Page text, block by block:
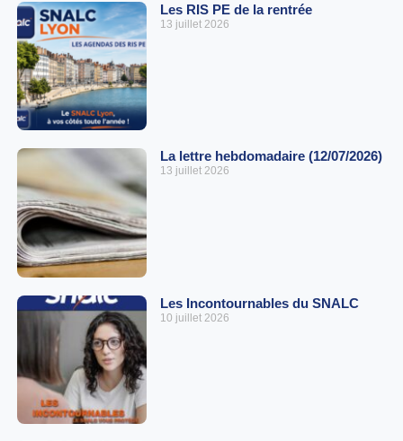
Les RIS PE de la rentrée
13 juillet 2026
La lettre hebdomadaire (12/07/2026)
13 juillet 2026
Les Incontournables du SNALC
10 juillet 2026